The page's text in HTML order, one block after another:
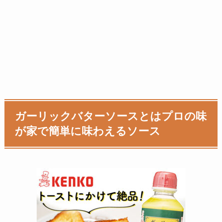
ガーリックバターソースとはプロの味
が家で簡単に味わえるソース